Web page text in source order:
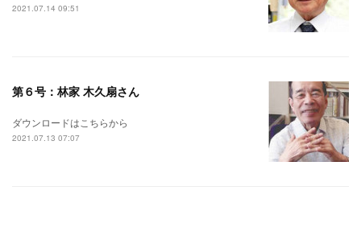
2021.07.14 09:51
第６号：林家 木久扇さん
ダウンロードはこちらから
2021.07.13 07:07